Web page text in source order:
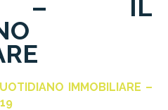
– IL
IMMOBILIARE –